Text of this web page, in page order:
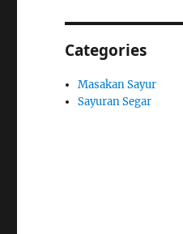
Categories
Masakan Sayur
Sayuran Segar